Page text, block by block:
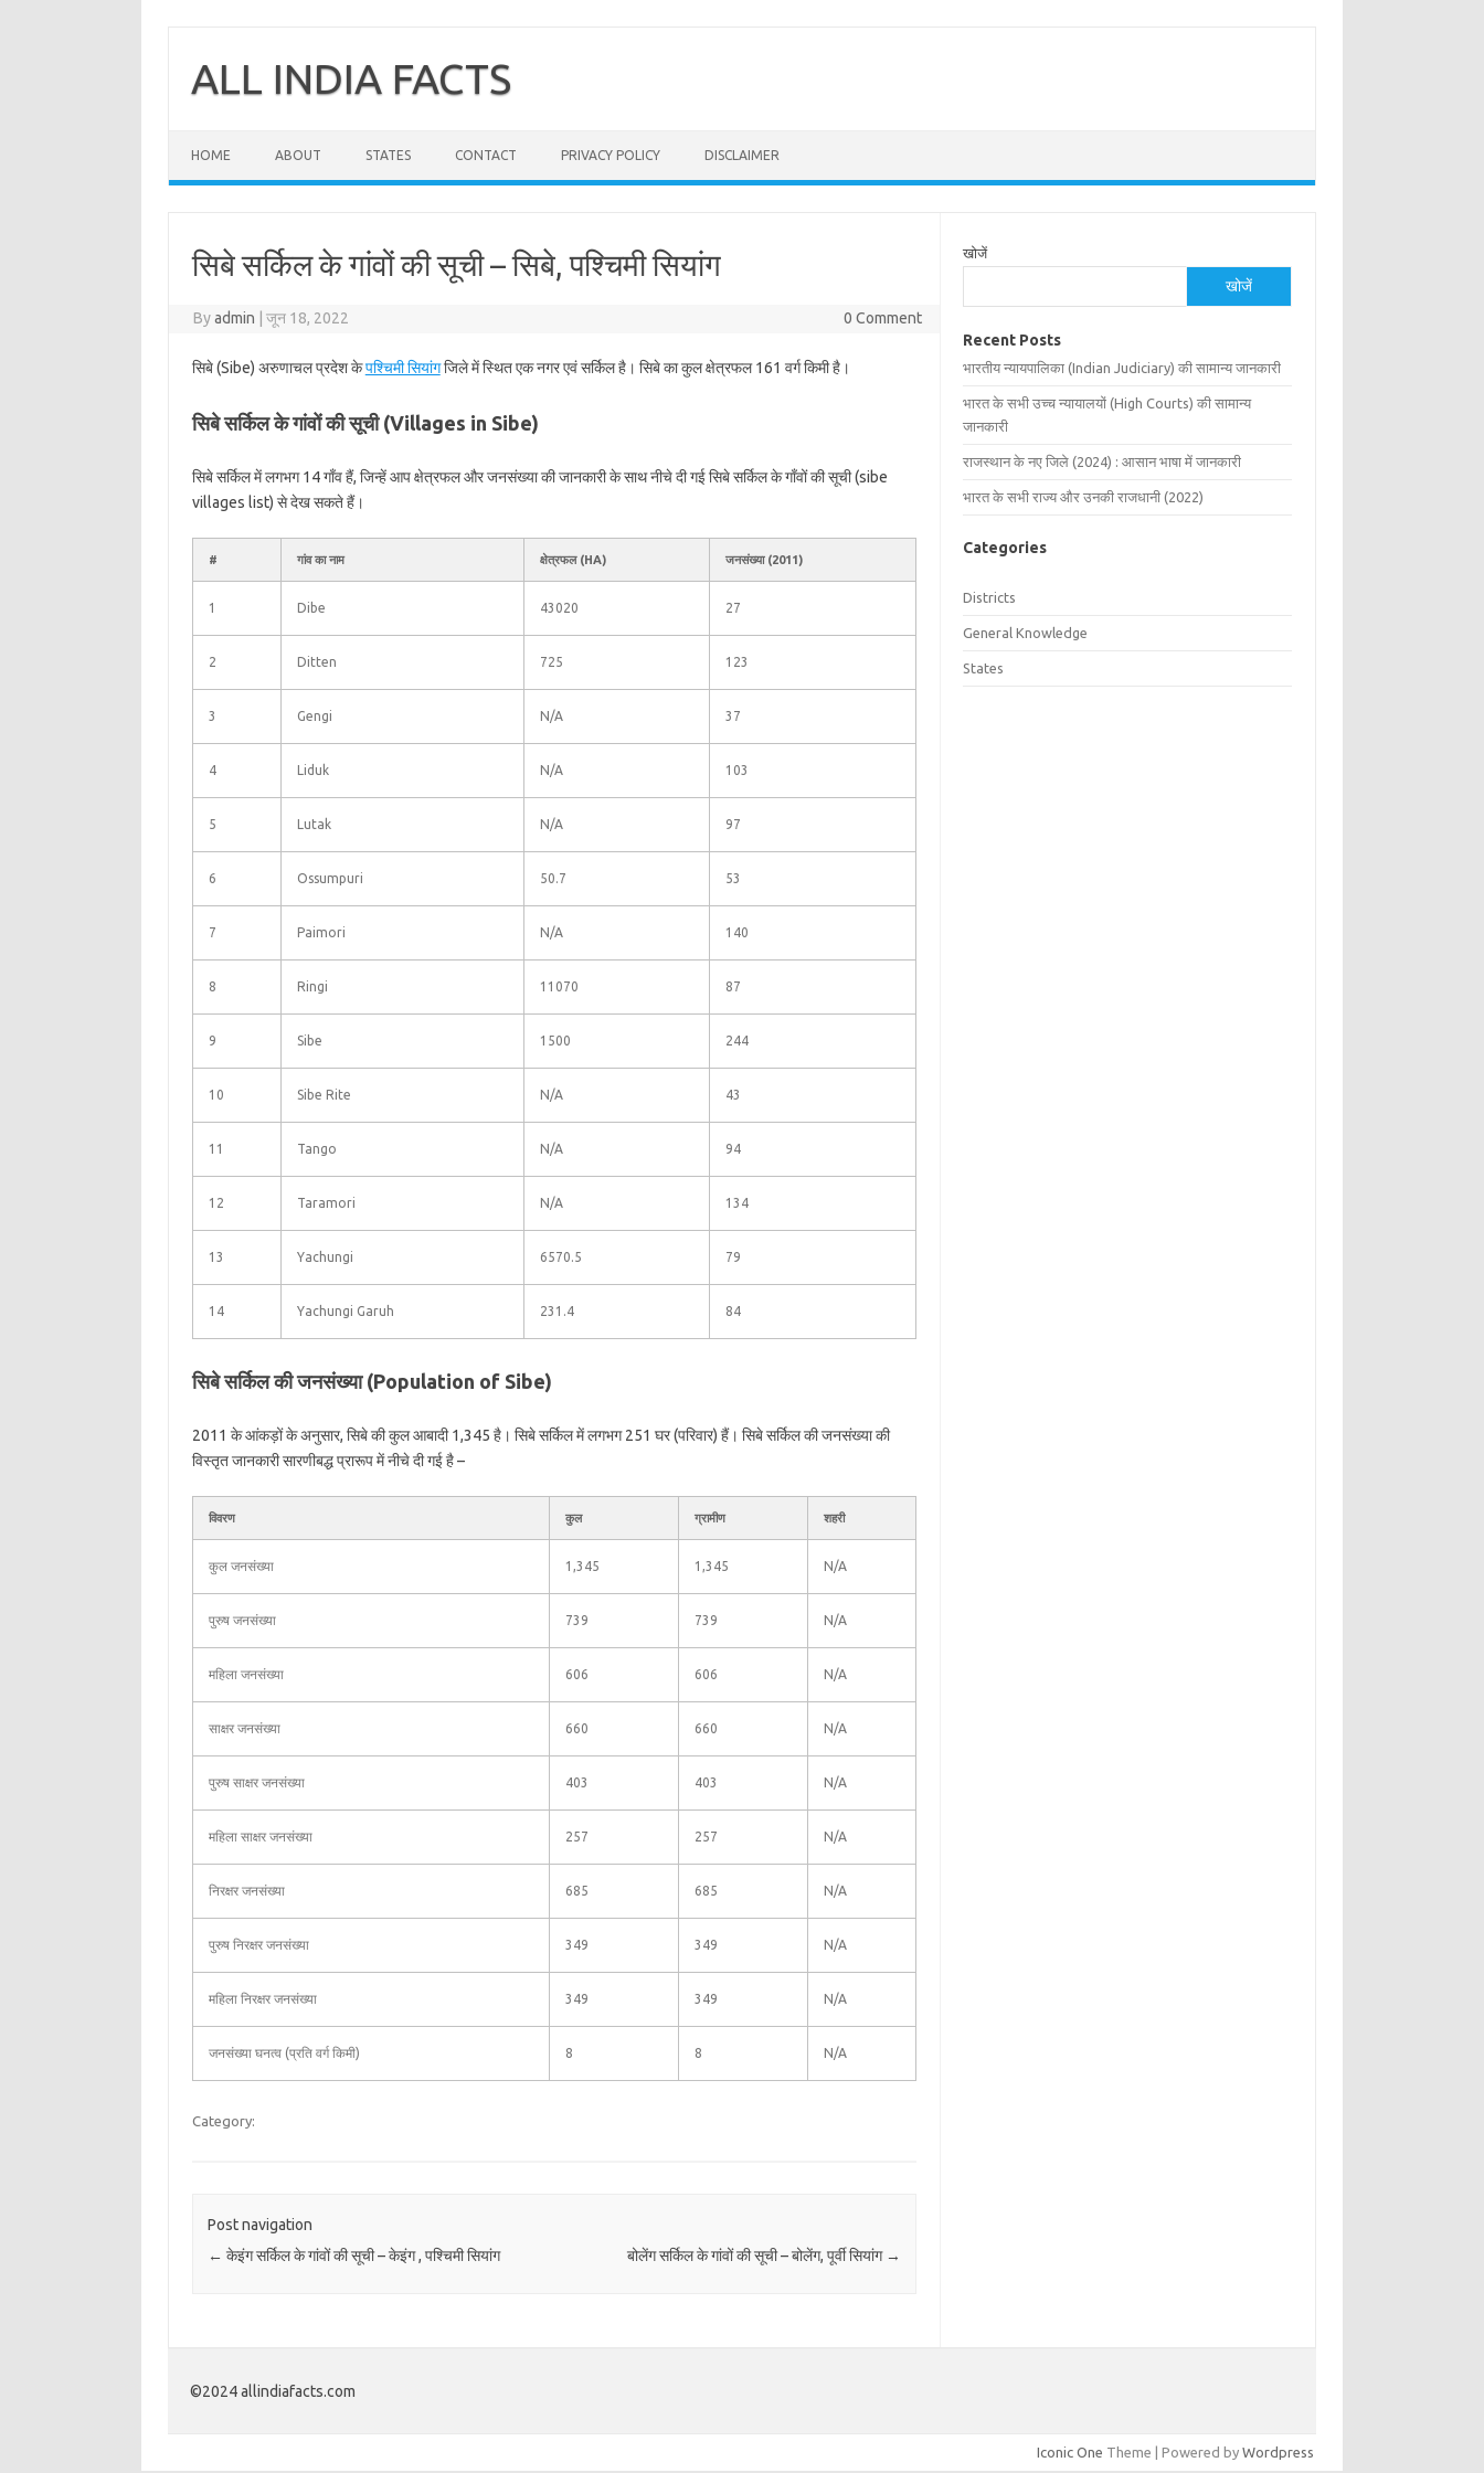
contentALL INDIA FACTS
HOME ABOUT STATES CONTACT PRIVACY POLICY DISCLAIMER
सिबे सर्किल के गांवों की सूची – सिबे, पश्चिमी सियांग
Byadmin जून 18, 2022 0 Comment
सिबे (Sibe) अरुणाचल प्रदेश केपश्चिमी सियांगजिले में स्थित एक नगर एवं सर्किल है। सिबे का कुल क्षेत्रफल 161 वर्ग किमी है।
सिबे सर्किल के गांवों की सूची (Villages in Sibe)
सिबे सर्किल में लगभग 14 गाँव हैं, जिन्हें आप क्षेत्रफल और जनसंख्या की जानकारी के साथ नीचे दी गई सिबे सर्किल के गाँवों की सूची (sibe
villages list) से देख सकते हैं।
# गांव का नाम क्षेत्रफल (HA) जनसंख्या (2011)
1 Dibe 43020 27
2 Ditten 725 123
3 Gengi N/A 37
4 Liduk N/A 103
5 Lutak N/A 97
6 Ossumpuri 50.7 53
7 Paimori N/A 140
8 Ringi 11070 87
9 Sibe 1500 244
10 Sibe Rite N/A 43
11 Tango N/A 94
12 Taramori N/A 134
13 Yachungi 6570.5 79
14 Yachungi Garuh 231.4 84
सिबे सर्किल की जनसंख्या (Population of Sibe)
2011 के आंकड़ों के अनुसार, सिबे की कुल आबादी 1,345 है। सिबे सर्किल में लगभग 251 घर (परिवार) हैं। सिबे सर्किल की जनसंख्या की
विस्तृत जानकारी सारणीबद्ध प्रारूप में नीचे दी गई है –
विवरण कुल ग्रामीण शहरी
कुल जनसंख्या 1,345 1,345 N/A
पुरुष जनसंख्या 739 739 N/A
महिला जनसंख्या 606 606 N/A
साक्षर जनसंख्या 660 660 N/A
पुरुष साक्षर जनसंख्या 403 403 N/A
महिला साक्षर जनसंख्या 257 257 N/A
निरक्षर जनसंख्या 685 685 N/A
पुरुष निरक्षर जनसंख्या 349 349 N/A
महिला निरक्षर जनसंख्या 349 349 N/A
जनसंख्या घनत्व (प्रति वर्ग किमी) 8 8 N/A
Category:
Post navigation
← केइंग सर्किल के गांवों की सूची – केइंग , पश्चिमी सियांग बोलेंग सर्किल के गांवों की सूची – बोलेंग, पूर्वी सियांग →
खोजें
खोजें
Recent Posts
भारतीय न्यायपालिका (Indian Judiciary) की सामान्य जानकारी
भारत के सभी उच्च न्यायालयों (High Courts) की सामान्य
जानकारी
राजस्थान के नए जिले (2024) : आसान भाषा में जानकारी
भारत के सभी राज्य और उनकी राजधानी (2022)
Categories
Districts
General Knowledge
States
©2024 allindiafacts.com
Iconic One Theme | Powered by Wordpress